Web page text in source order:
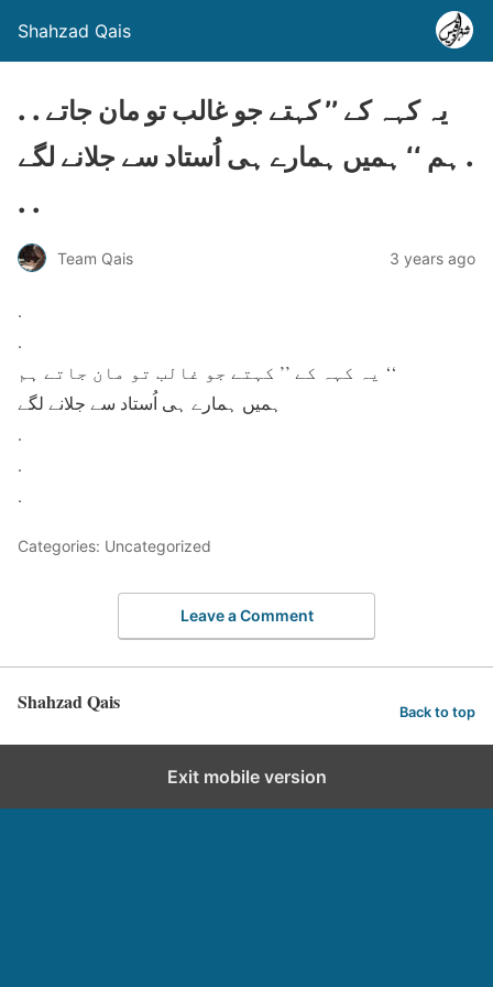
Shahzad Qais
. . یہ کہہ کے ’’ کہتے جو غالب تو مان جاتے
ہم ‘‘ ہمیں ہمارے ہی اُستاد سے جلانے لگے .
. .
Team Qais 3 years ago
.
.
یہ کہہ کے ’’ کہتے جو غالب تو مان جاتے ہم ‘‘
ہمیں ہمارے ہی اُستاد سے جلانے لگے
.
.
.
Categories: Uncategorized
Leave a Comment
Shahzad Qais Back to top
Exit mobile version